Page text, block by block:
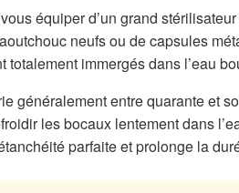
équiper d’un grand
neufs ou de capsules
immergés dans l’eau
généralement entre quarante et
les bocaux lentement dans
parfaite et prolonge la